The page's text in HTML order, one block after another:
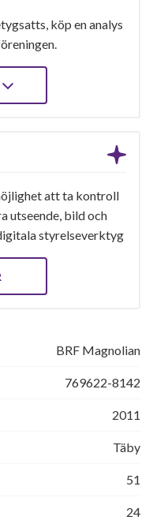
köp en analys
att ta kontroll
utseende, bild och
styrelseverktyg
BRF Magnolian
769622-8142
2011
Täby
51
24